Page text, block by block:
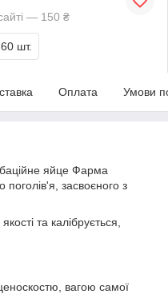
— 150 ₴
60 шт.
Оплата Умови
яйце Фарма
поголів'я, засвоєного з
та калібрується,
вагою самої